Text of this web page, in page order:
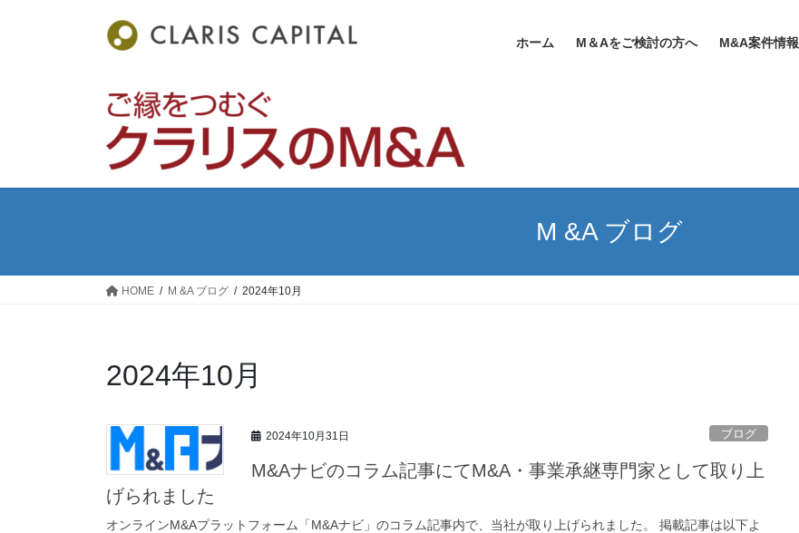
ホーム M＆Aをご検討の方へ M&A案件情報
M &A ブログ
HOME M &A ブログ 2024年10月
2024年10月
2024年10月31日 ブログ
M&Aナビのコラム記事にてM&A・事業承継専門家として取り上
げられました
オンラインM&Aプラットフォーム「M&Aナビ」のコラム記事内で、当社が取り上げられました。 掲載記事は以下よ